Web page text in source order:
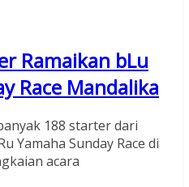
Ramaikan bLu
Race Mandalika
188 starter dari
Yamaha Sunday Race di
acara